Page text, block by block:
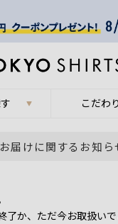
こだわ
届けに関するお知ら
了か、ただ今お取扱い